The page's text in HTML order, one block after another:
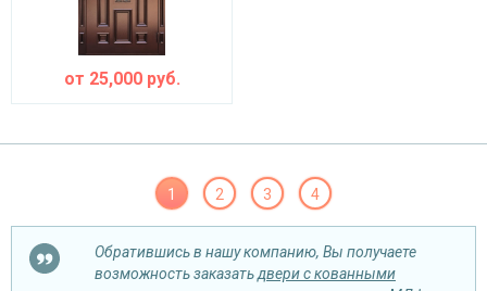
от 25,000руб.
1 2 3 4
Обратившись в нашу компанию, Вы получаете
возможность заказатьдвери с кованными